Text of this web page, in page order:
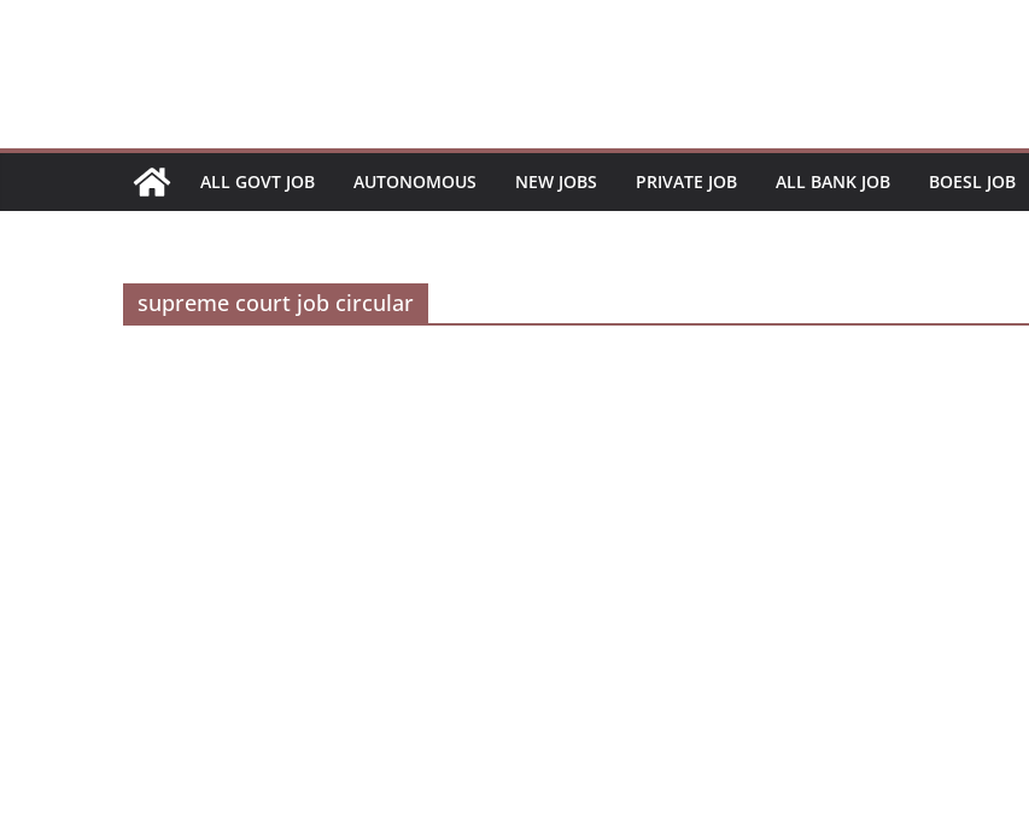
ALL GOVT JOB AUTONOMOUS NEW JOBS PRIVATE JOB ALL BANK JOB BOESL JOB
supreme court job circular